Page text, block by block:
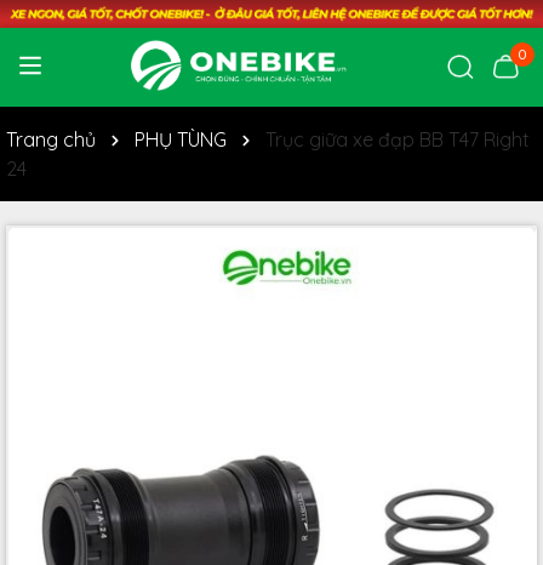
0
Trang chủ PHỤ TÙNG
Trục giữa xe đạp BB T47 Right
24